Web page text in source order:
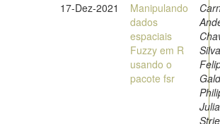
17-Dez-2021
Manipulando
dados
espaciais
Fuzzy em R
usando o
pacote fsr